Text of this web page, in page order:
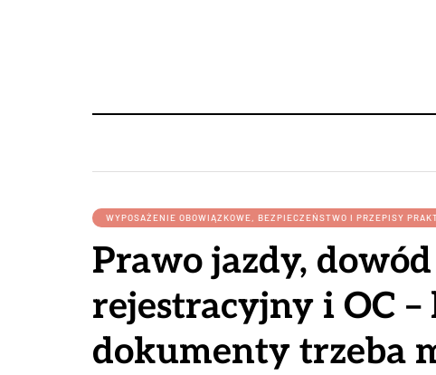
WYPOSAŻENIE OBOWIĄZKOWE, BEZPIECZEŃSTWO I PRZEPISY
Prawo jazdy, dowód
rejestracyjny i OC –
dokumenty trzeba